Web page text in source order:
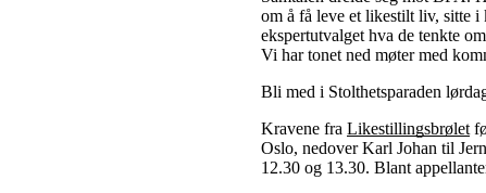
om å få leve et likestilt liv, sitte i
ekspertutvalget hva de tenkte
Vi har tonet ned møter med
Bli med i Stolthetsparaden
Kravene fra Likestillingsbrølet
Oslo, nedover Karl Johan til
12.30 og 13.30. Blant